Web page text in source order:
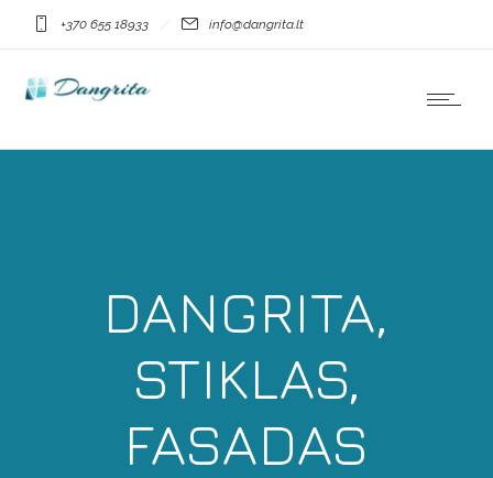
+370 655 18933 info@dangrita.lt
DANGRITA,
STIKLAS,
FASADAS